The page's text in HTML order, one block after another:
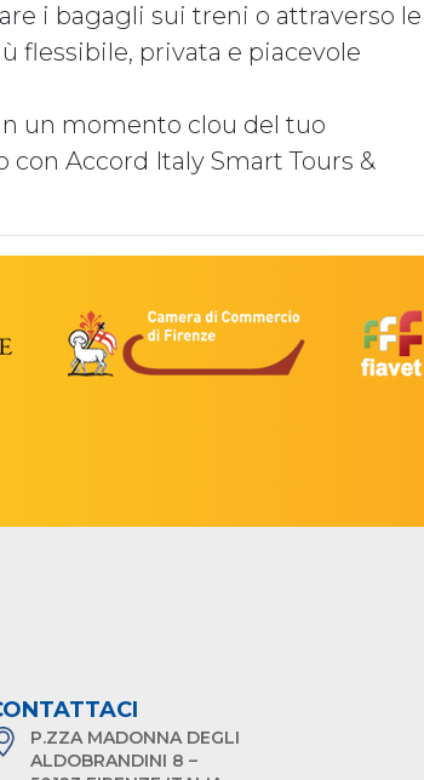
i bagagli sui treni o attraverso le
flessibile, privata e piacevole
un momento clou del tuo
Accord Italy Smart Tours &
P.ZZA MADONNA DEGLI
ALDOBRANDINI 8 –